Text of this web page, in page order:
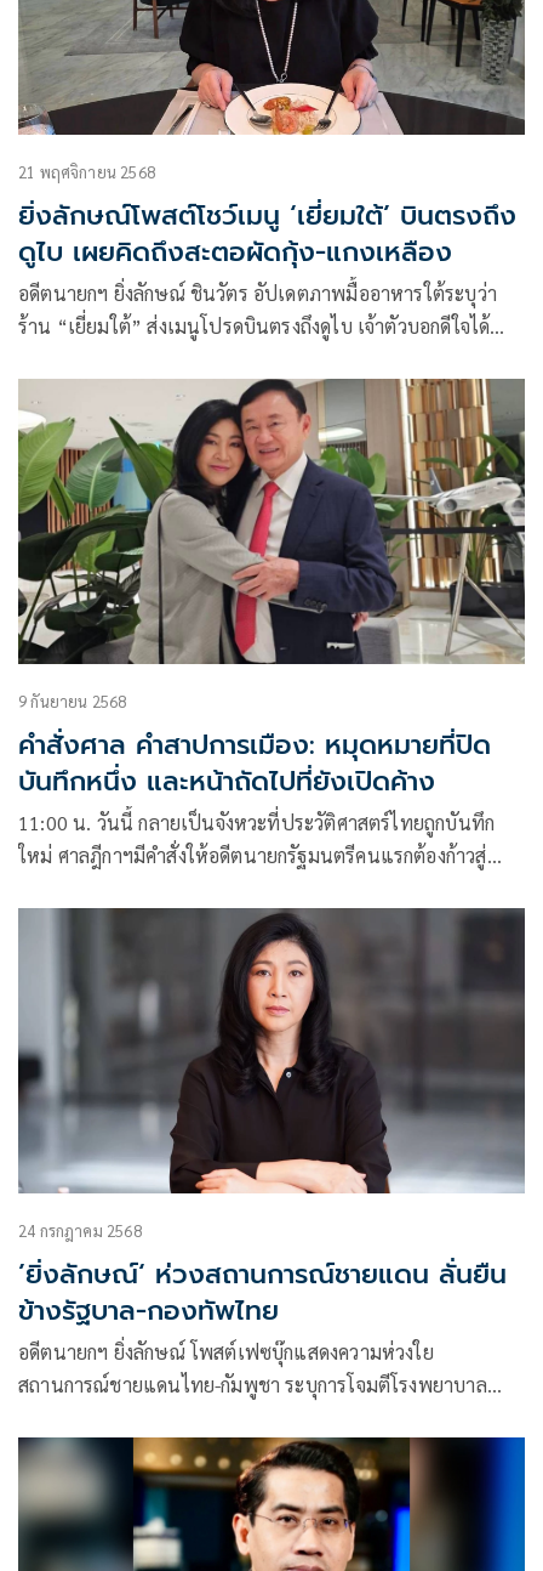
21 พฤศจิกายน 2568
ยิ่งลักษณ์โพสต์โชว์เมนู ‘เยี่ยมใต้’ บินตรงถึง
ดูไบ เผยคิดถึงสะตอผัดกุ้ง-แกงเหลือง
อดีตนายกฯ ยิ่งลักษณ์ ชินวัตร อัปเดตภาพมื้ออาหารใต้ระบุว่า
ร้าน “เยี่ยมใต้” ส่งเมนูโปรดบินตรงถึงดูไบ เจ้าตัวบอกดีใจได้
9 กันยายน 2568
คำสั่งศาล คำสาปการเมือง: หมุดหมายที่ปิด
บันทึกหนึ่ง และหน้าถัดไปที่ยังเปิดค้าง
11:00 น. วันนี้ กลายเป็นจังหวะที่ประวัติศาสตร์ไทยถูกบันทึก
ใหม่ ศาลฎีกาฯมีคำสั่งให้อดีตนายกรัฐมนตรีคนแรกต้องก้าวสู่
24 กรกฎาคม 2568
’ยิ่งลักษณ์‘ ห่วงสถานการณ์ชายแดน ลั่นยืน
ข้างรัฐบาล-กองทัพไทย
อดีตนายกฯ ยิ่งลักษณ์ โพสต์เฟซบุ๊กแสดงความห่วงใย
สถานการณ์ชายแดนไทย-กัมพูชา ระบุการโจมตีโรงพยาบาล
กองทัพ และเจ้าหน้าที่ไทย ขอให้ประชาชนปลอดภัยและผ่าน
พ้นวิกฤตครั้งนี้ไปด้วยกัน